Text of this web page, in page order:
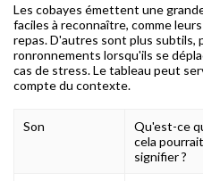
Les cobayes émettent une
faciles à reconnaître, comme
repas. D'autres sont plus subtils,
ronronnements lorsqu'ils se
cas de stress. Le tableau peut
compte du contexte.
Son
Qu'est-ce
cela pourrait
signifier ?